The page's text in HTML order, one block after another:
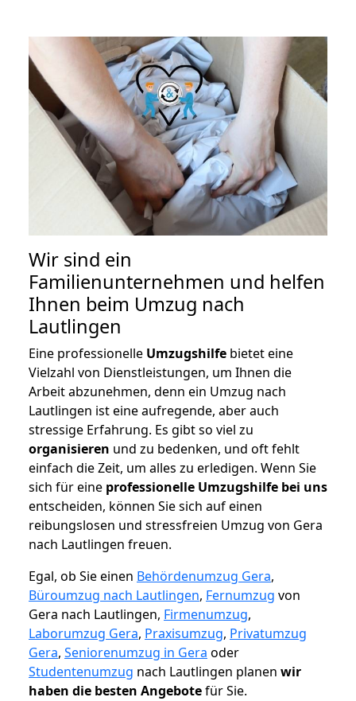
Wir sind ein
Familienunternehmen und helfen
Ihnen beim Umzug nach
Lautlingen
Eine professionelle Umzugshilfe bietet eine
Vielzahl von Dienstleistungen, um Ihnen die
Arbeit abzunehmen, denn ein Umzug nach
Lautlingen ist eine aufregende, aber auch
stressige Erfahrung. Es gibt so viel zu
organisieren und zu bedenken, und oft fehlt
einfach die Zeit, um alles zu erledigen. Wenn Sie
sich für eine professionelle Umzugshilfe bei uns
entscheiden, können Sie sich auf einen
reibungslosen und stressfreien Umzug von Gera
nach Lautlingen freuen.
Egal, ob Sie einen Behördenumzug Gera,
Büroumzug nach Lautlingen, Fernumzug von
Gera nach Lautlingen, Firmenumzug,
Laborumzug Gera, Praxisumzug, Privatumzug
Gera, Seniorenumzug in Gera oder
Studentenumzug nach Lautlingen planen wir
haben die besten Angebotefür Sie.